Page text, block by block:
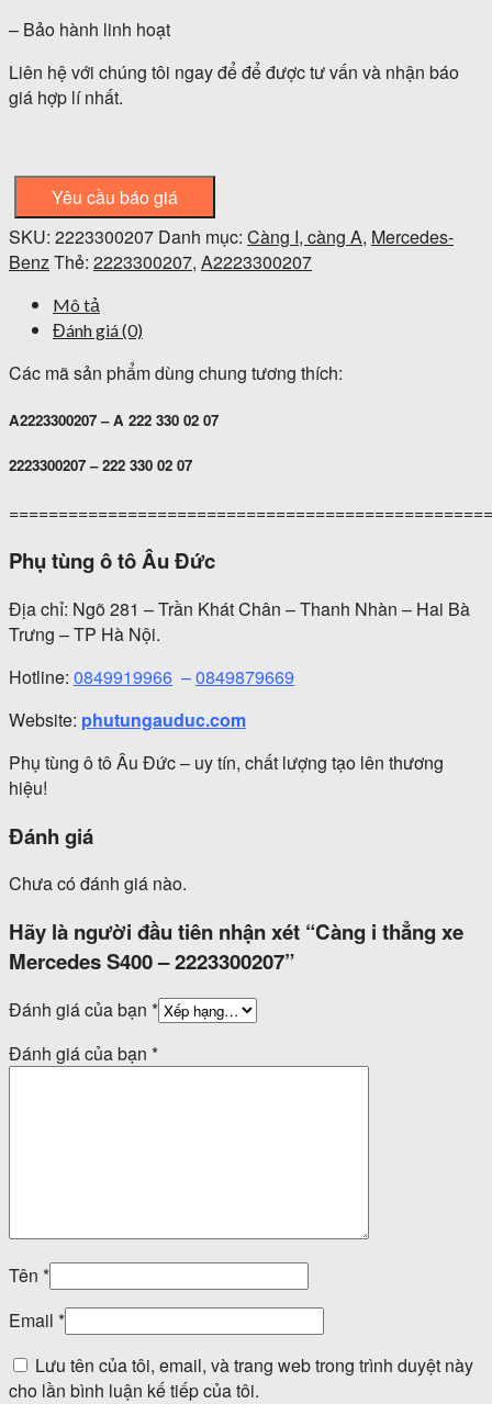
– Bảo hành linh hoạt
Liên hệ với chúng tôi ngay để để được tư vấn và nhận báo
giá hợp lí nhất.
Yêu cầu báo giá
SKU: 2223300207 Danh mục: Càng I, càng A, Mercedes-
BenzThẻ: 2223300207, A2223300207
Mô tả
Đánh giá (0)
Các mã sản phẩm dùng chung tương thích:
A2223300207 – A 222 330 02 07
2223300207 – 222 330 02 07
Phụ tùng ô tô Âu Đức
Địa chỉ: Ngõ 281 – Trần Khát Chân – Thanh Nhàn – Hai Bà
Trưng – TP Hà Nội.
Hotline: 0849919966 –0849879669
Website: phutungauduc.com
Phụ tùng ô tô Âu Đức – uy tín, chất lượng tạo lên thương
hiệu!
Đánh giá
Chưa có đánh giá nào.
Hãy là người đầu tiên nhận xét “Càng i thẳng xe
Mercedes S400 – 2223300207”
Đánh giá của bạn *
Đánh giá của bạn *
Tên *
Email *
Lưu tên của tôi, email, và trang web trong trình duyệt này
cho lần bình luận kế tiếp của tôi.